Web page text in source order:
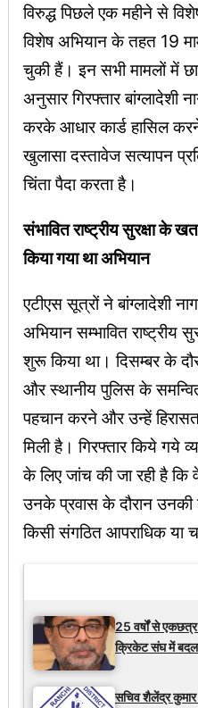
विरुद्ध पिछले एक महीने से
विशेष अभियान के तहत 19
चुकी हैं। इन सभी मामलों में
अनुसार गिरफ्तार बांग्लादेशी
करके आधार कार्ड हासिल
खुलासा दस्तावेज सत्यापन
चिंता पैदा करता है।
संभावित राष्ट्रीय सुरक्षा के
किया गया था अभियान
एटीएस सूत्रों ने बांग्लादेशी
अभियान सम्भावित राष्ट्रीय
शुरू किया था। दिसम्बर के
और स्थानीय पुलिस के
पहचान करने और उन्हें
मिली है। गिरफ्तार किये गये
के लिए जांच की जा रही है
उनके प्रवास के दौरान उनकी
किसी संगठित आपराधिक
25 वर्षों से
क्रिकेट संघ में
सचिव शैलेंद्र